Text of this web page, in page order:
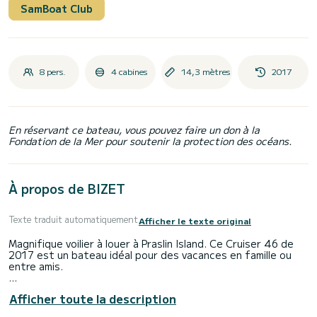
SamBoat Club
8 pers. 4 cabines 14,3 mètres 2017
En réservant ce bateau, vous pouvez faire un don à la
Fondation de la Mer pour soutenir la protection des océans.
À propos de BIZET
Texte traduit automatiquementAfficher le texte original
Magnifique voilier à louer à Praslin Island. Ce Cruiser 46 de
2017 est un bateau idéal pour des vacances en famille ou
entre amis.
capacité de 8 passagers. D'une longueur totale de 14
mètres et d'une puissance de 55 chevaux, il sera votre
Afficher toute la description